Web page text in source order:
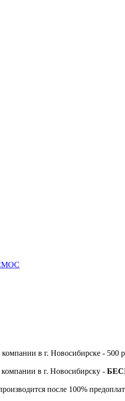
в г. Новосибирске - 500
компании в г. Новосибирску -
после 100%